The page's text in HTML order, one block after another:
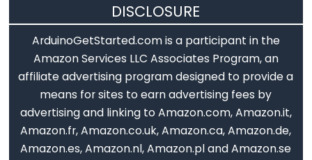
analogReference()
analogWrite()
Advanced
IO
DISCLOSURE
ArduinoGetStarted.com is a participant in the
Amazon Services LLC Associates Program, an
affiliate advertising program designed to provide a
means for sites to earn advertising fees by
advertising and linking to Amazon.com, Amazon.it,
Amazon.fr, Amazon.co.uk, Amazon.ca, Amazon.de,
Amazon.es, Amazon.nl, Amazon.pl and Amazon.se